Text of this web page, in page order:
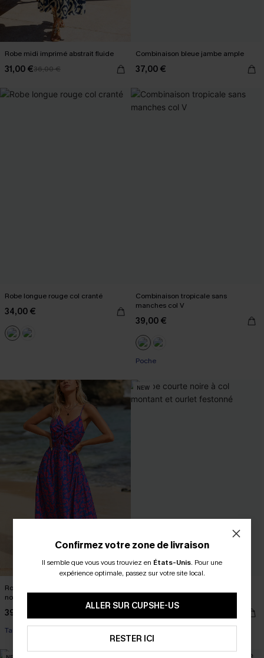
Robe midi imprimé abstrait fluide
31,00 €36,00 €
Combinaison bleue jambe ample
37,00 €
Robe longue rouge col cranté
34,00 €
Combinaison tropicale sans
manches col V
39,00 €
Poche
Robe maxi florale à col en V avec
nœud
39,00 €
Taille haute
NEW
Confirmez votre zone de livraison
Il semble que vous vous trouviez en États-Unis. Pour une
expérience optimale, passez sur votre site local.
ALLER SUR CUPSHE-US
RESTER ICI